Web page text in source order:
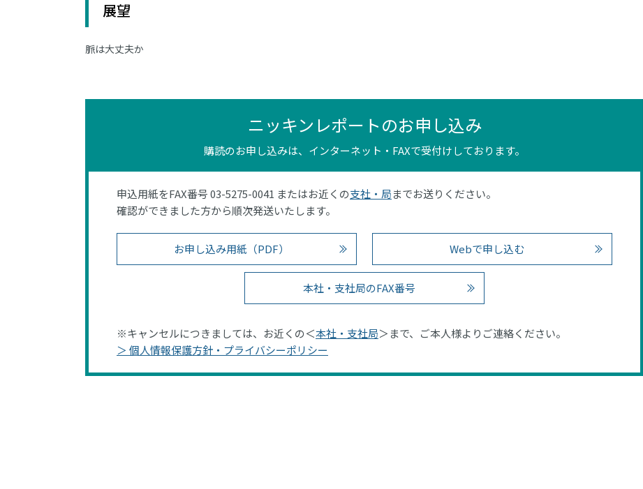
展望
脈は大丈夫か
ニッキンレポートのお申し込み
購読のお申し込みは、インターネット・FAXで受付けしております。
申込用紙をFAX番号 03-5275-0041 またはお近くの支社・局までお送りください。
確認ができました方から順次発送いたします。
お申し込み用紙（PDF） Webで申し込む
本社・支社局のFAX番号
※キャンセルにつきましては、お近くの＜本社・支社局＞まで、ご本人様よりご連絡ください。
＞ 個人情報保護方針・プライバシーポリシー